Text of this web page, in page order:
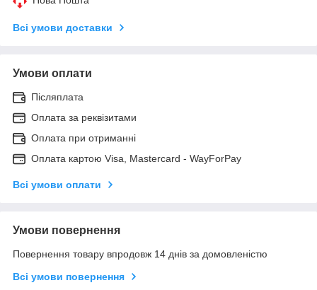
Всі умови доставки
Умови оплати
Післяплата
Оплата за реквізитами
Оплата при отриманні
Оплата картою Visa, Mastercard - WayForPay
Всі умови оплати
Умови повернення
Повернення товару впродовж 14 днів за домовленістю
Всі умови повернення